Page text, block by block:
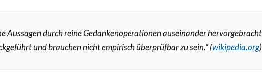
Aussagen durch reine Gedankenoperationen auseinander hervorgebracht
und brauchen nicht empirisch überprüfbar zu sein.“(wikipedia.org)